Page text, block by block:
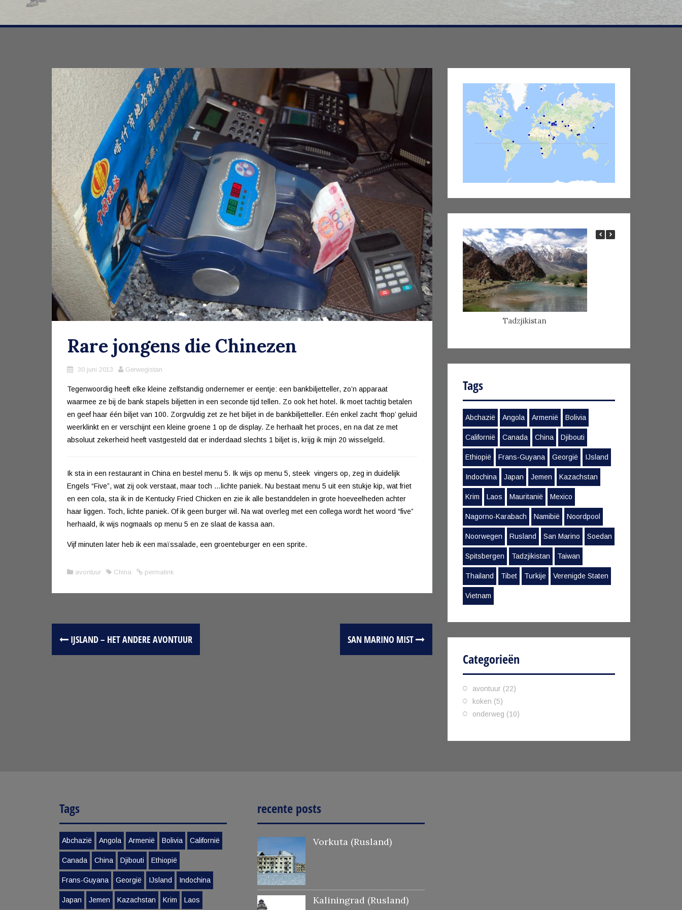
Rare jongens die Chinezen
30 juni 2013 Gerwegistan
Tegenwoordig heeft elke kleine zelfstandig ondernemer er eentje: een bankbiljetteller, zo’n apparaat
waarmee ze bij de bank stapels biljetten in een seconde tijd tellen. Zo ook het hotel. Ik moet tachtig betalen
en geef haar één biljet van 100. Zorgvuldig zet ze het biljet in de bankbiljetteller. Eén enkel zacht ‘fhop’ geluid
weerklinkt en er verschijnt een kleine groene 1 op de display. Ze herhaalt het proces, en na dat ze met
absoluut zekerheid heeft vastgesteld dat er inderdaad slechts 1 biljet is, krijg ik mijn 20 wisselgeld.
Ik sta in een restaurant in China en bestel menu 5. Ik wijs op menu 5, steek vingers op, zeg in duidelijk
Engels “Five”, wat zij ook verstaat, maar toch …lichte paniek. Nu bestaat menu 5 uit een stukje kip, wat friet
en een cola, sta ik in de Kentucky Fried Chicken en zie ik alle bestanddelen in grote hoeveelheden achter
haar liggen. Toch, lichte paniek. Of ik geen burger wil. Na wat overleg met een collega wordt het woord “five”
herhaald, ik wijs nogmaals op menu 5 en ze slaat de kassa aan.
Vijf minuten later heb ik een maïssalade, een groenteburger en een sprite.
avontuur China permalink
IJSLAND – HET ANDERE AVONTUUR SAN MARINO MIST
Tadzjikistan
Tags
Abchazië Angola Armenië Bolivia
Californië Canada China Djibouti
Ethiopië Frans-Guyana Georgië IJsland
Indochina Japan Jemen Kazachstan
Krim Laos Mauritanië Mexico
Nagorno-Karabach Namibië Noordpool
Noorwegen Rusland San Marino Soedan
Spitsbergen Tadzjikistan Taiwan
Thailand Tibet Turkije Verenigde Staten
Vietnam
Categorieën
avontuur (22)
koken (5)
onderweg (10)
Tags
Abchazië Angola Armenië Bolivia Californië
Canada China Djibouti Ethiopië
Frans-Guyana Georgië IJsland Indochina
Japan Jemen Kazachstan Krim Laos
recente posts
Vorkuta (Rusland)
Kaliningrad (Rusland)